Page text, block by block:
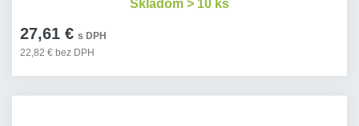
27,61 € s DPH
22,82 € bez DPH
Skladom > 10 ks